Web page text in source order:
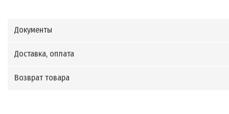
Документы
Доставка, оплата
Возврат товара